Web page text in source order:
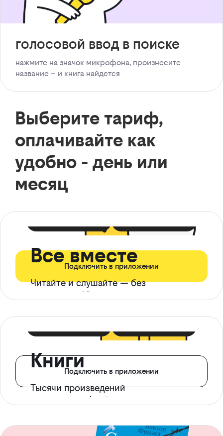
голосовой ввод в поиске
нажмите на значок микрофона, произнесите
название – и книга найдется
Выберите тариф,
оплачивайте как
удобно - день или
месяц
Все вместе
Читайте и слушайте — без
ограничений*
Подключить в приложении
Книги
Тысячи произведений
с доступом офлайн
Подключить в приложении